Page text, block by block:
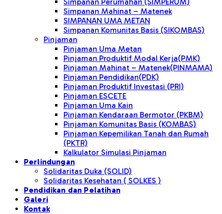
Simpanan Mahinat – Matenek
SIMPANAN UMA METAN
Simpanan Komunitas Basis (SIKOMBAS)
Pinjaman
Pinjaman Uma Metan
Pinjaman Produktif Modal Kerja(PMK)
Pinjaman Mahinat – Matenek(PINMAMA)
Pinjaman Pendidikan(PDK)
Pinjaman Produktif Investasi (PRI)
Pinjaman ESCETE
Pinjaman Uma Kain
Pinjaman Kendaraan Bermotor (PKBM)
Pinjaman Komunitas Basis (KOMBAS)
Pinjaman Kepemilikan Tanah dan Rumah
(PKTR)
Kalkulator Simulasi Pinjaman
Perlindungan
Solidaritas Duka (SOLID)
Solidaritas Kesehatan ( SOLKES )
Pendidikan dan Pelatihan
Galeri
Kontak